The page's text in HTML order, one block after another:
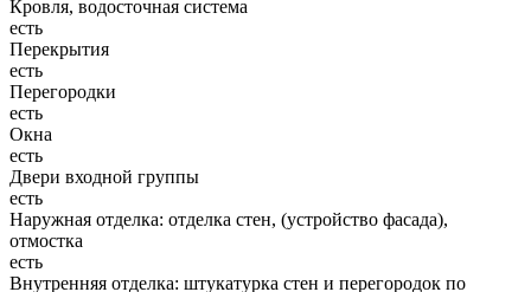
Кровля, водосточная система
есть
Перекрытия
есть
Перегородки
есть
Окна
есть
Двери входной группы
есть
Наружная отделка: отделка стен, (устройство фасада),
отмостка
есть
Внутренняя отделка: штукатурка стен и перегородок по